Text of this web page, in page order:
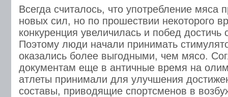
Всегда считалось, что употребление мяса
новых сил, но по прошествии некоторого
конкуренция увеличилась и побед достичь
Поэтому люди начали принимать
оказались более выгодными, чем мясо.
документам еще в античные время на
атлеты принимали для улучшения
составы, приводящие спортсменов в